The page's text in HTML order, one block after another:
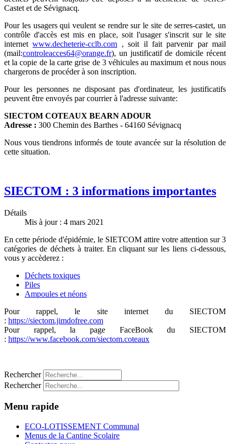
Castet et de Sévignacq.
Pour les usagers qui veulent se rendre sur le site de serres-castet, un
contrôle d'accès est mis en place, soit l'usager s'inscrit sur le site
internetwww.decheterie-cclb.com , soit il fait parvenir par mail
(mail:controleacces64@orange.fr), un justificatif de domicile récent
et la copie de la carte grise de 3 véhicules au maximum et nous nous
chargerons de procéder à son inscription.
Pour les personnes ne disposant pas d'ordinateur, les justificatifs
peuvent être envoyés par courrier à l'adresse suivante:
SIECTOM COTEAUX BEARN ADOUR
Adresse : 300 Chemin des Barthes - 64160 Sévignacq
Nous vous tiendrons informés de toute avancée sur la résolution de
cette situation.
SIECTOM : 3 informations importantes
Détails
Mis à jour : 4 mars 2021
En cette période d'épidémie, le SIETCOM attire votre attention sur 3
catégories de déchets à traiter. En cliquant sur les liens ci-dessous,
vous y accèderez :
Déchets toxiques
Piles
Ampoules et néons
Pour rappel, le site internet du SIECTOM
: https://siectom.jimdofree.com
Pour rappel, la page FaceBook du SIECTOM
: https://www.facebook.com/siectom.coteaux
Rechercher
Rechercher
Menu rapide
ECO-LOTISSEMENT Communal
Menus de la Cantine Scolaire